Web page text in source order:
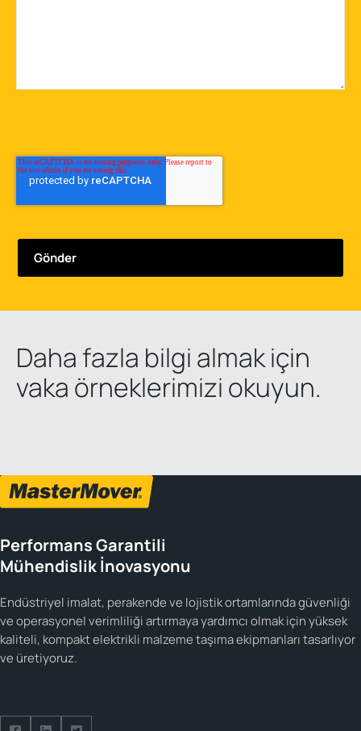
Daha fazla bilgi almak için
vaka örneklerimizi okuyun.
Performans Garantili
Mühendislik İnovasyonu
Endüstriyel imalat, perakende ve lojistik ortamlarında güvenliği
ve operasyonel verimliliği artırmaya yardımcı olmak için yüksek
kaliteli, kompakt elektrikli malzeme taşıma ekipmanları tasarlıyor
ve üretiyoruz.